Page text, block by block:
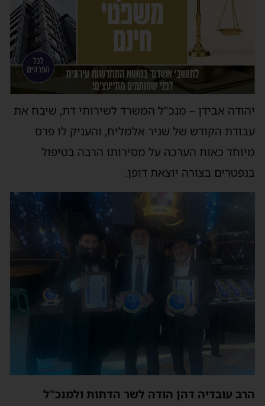
יהודה אבידן – מנכ"ל המשרד לשירותי דת, שיבח את
עבודת הקודש של שניר אלמליח, והעניק לו פרס
מיוחד כאות הערכה על מסירותו הרבה בטיפול
בנפטרים בצורה יוצאת דופן.
הרב עובדיה דהן הודה לשר הדתות ולמנכ"ל